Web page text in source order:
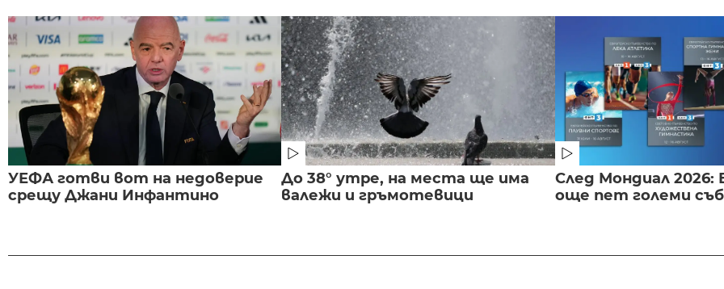
УЕФА готви вот на недоверие
срещу Джани Инфантино
До 38° утре, на места ще има
валежи и гръмотевици
След Мондиал 2026:
още пет големи